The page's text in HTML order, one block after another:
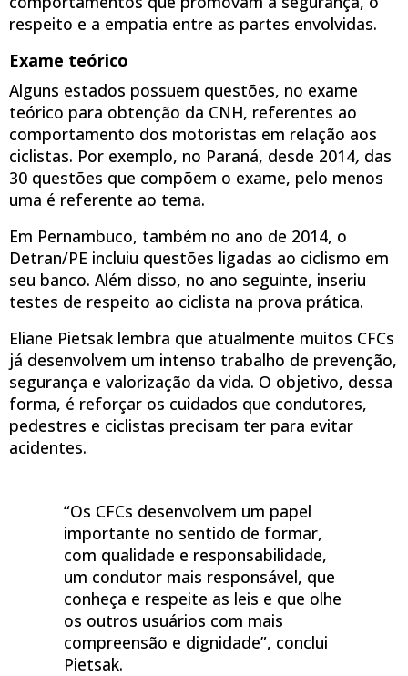
respeito e a empatia entre as partes envolvidas.
Exame teórico
Alguns estados possuem questões, no exame
teórico para obtenção da CNH, referentes ao
comportamento dos motoristas em relação aos
ciclistas. Por exemplo, no Paraná, desde 2014, das
30 questões que compõem o exame, pelo menos
uma é referente ao tema.
Em Pernambuco, também no ano de 2014, o
Detran/PE incluiu questões ligadas ao ciclismo em
seu banco. Além disso, no ano seguinte, inseriu
testes de respeito ao ciclista na prova prática.
Eliane Pietsak lembra que atualmente muitos CFCs
já desenvolvem um intenso trabalho de prevenção,
segurança e valorização da vida. O objetivo, dessa
forma, é reforçar os cuidados que condutores,
pedestres e ciclistas precisam ter para evitar
acidentes.
“Os CFCs desenvolvem um papel
importante no sentido de formar,
com qualidade e responsabilidade,
um condutor mais responsável, que
conheça e respeite as leis e que olhe
os outros usuários com mais
compreensão e dignidade”, conclui
Pietsak.